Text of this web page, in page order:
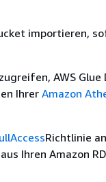
importieren,
AWS Glue
Ihrer Amazon
Richtlinie
Ihren Amazon